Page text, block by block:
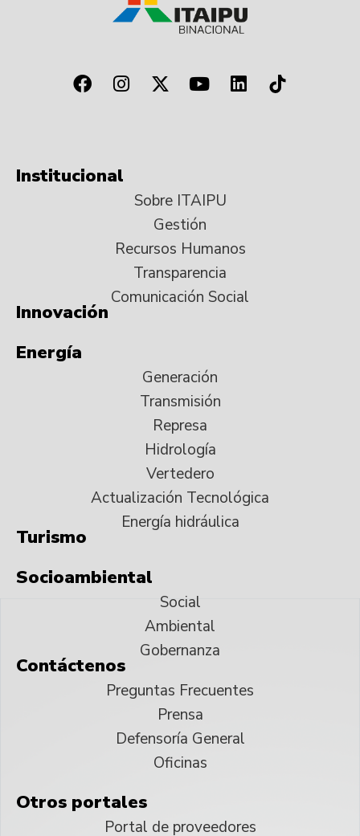
Institucional
Sobre ITAIPU
Gestión
Recursos Humanos
Transparencia
Comunicación Social
Innovación
Energía
Generación
Transmisión
Represa
Hidrología
Vertedero
Actualización Tecnológica
Energía hidráulica
Turismo
Socioambiental
Social
Ambiental
Gobernanza
Contáctenos
Preguntas Frecuentes
Prensa
Defensoría General
Oficinas
Otros portales
Portal de proveedores